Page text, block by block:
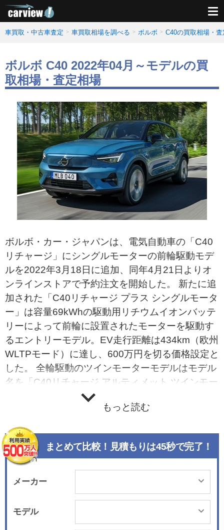
車買取・中古車査定 車買取相場を調べる ボルボ C40の買取相場・
ボルボ C40 2022年04月～モデルの買
取相場・査定相場
ボルボ・カー・ジャパンは、電気自動車の「C40
リチャージ」にシングルモーターの前輪駆動モデ
ルを2022年3月18日に追加、同年4月21日よりオ
ンラインストアで予約注文を開始した。 新たに追
加された「C40リチャージ プラス シングルモータ
ー」は容量69kWhの駆動用リチウムイオンバッテ
リーによって前輪に設置されたモーターを駆動す
るエントリーモデル。EV走行距離は434km（欧州
WLTPモード）に達し、600万円を切る価格設定と
した。 全輪駆動のツインモーターモデルはモデル
名を「C40リチャージ アルティメット ツインモー
ター」に変更し、従来は標準装備としていたピク
セルLEDヘッドライトをオプション設定とするこ
インモーターモデルには新たにオレフォス社製ク
リスタルシフトノブが装着されるテイラードウー
ルブレンドシートの内装仕様がオプションとして
設定されている。 さらに全車のルーフピラーおよ
びルーフスポイラーのボディ同色化を図るととも
に、ボディカラーに「オニキスブラックメタリッ
ク」を追加している。 同年11月8日には価格改定
もっと読む
まとめて比較！見積もりは45秒で完了！
メーカー
モデル